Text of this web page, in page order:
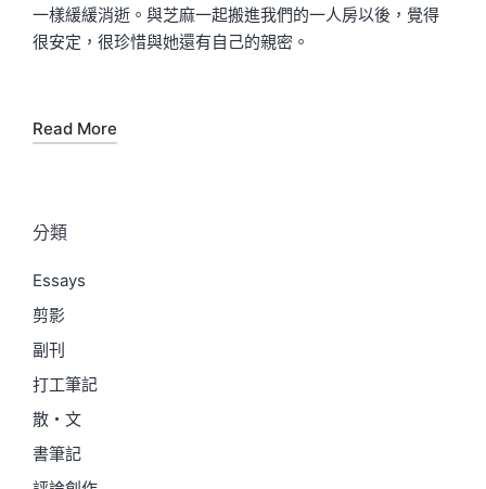
一樣緩緩消逝。與芝麻一起搬進我們的一人房以後，覺得
很安定，很珍惜與她還有自己的親密。
Read More
分類
Essays
剪影
副刊
打工筆記
散・文
書筆記